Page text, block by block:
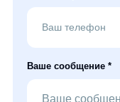
Ваше сообщение *